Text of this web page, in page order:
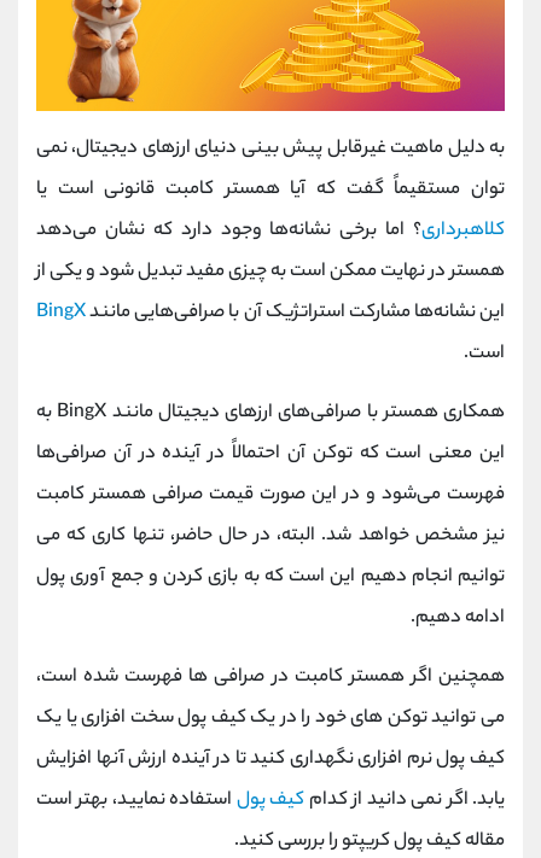
به دلیل ماهیت غیرقابل پیش بینی دنیای ارزهای دیجیتال، نمی
توان مستقیماً گفت که آیا همستر کامبت قانونی است یا
کلاهبرداری؟ اما برخی نشانه‌ها وجود دارد که نشان می‌دهد
همستر در نهایت ممکن است به چیزی مفید تبدیل شود و یکی از
این نشانه‌ها مشارکت استراتژیک آن با صرافی‌هایی مانندBingX
است.
همکاری همستر با صرافی‌های ارزهای دیجیتال مانند BingX به
این معنی است که توکن آن احتمالاً در آینده در آن صرافی‌ها
فهرست می‌شود و در این صورت قیمت صرافی همستر کامبت
نیز مشخص خواهد شد. البته، در حال حاضر، تنها کاری که می
توانیم انجام دهیم این است که به بازی کردن و جمع آوری پول
ادامه دهیم.
همچنین اگر همستر کامبت در صرافی ها فهرست شده است،
می توانید توکن های خود را در یک کیف پول سخت افزاری یا یک
کیف پول نرم افزاری نگهداری کنید تا در آینده ارزش آنها افزایش
یابد. اگر نمی دانید از کدام کیف پول استفاده نمایید، بهتر است
مقاله کیف پول کریپتو را بررسی کنید.